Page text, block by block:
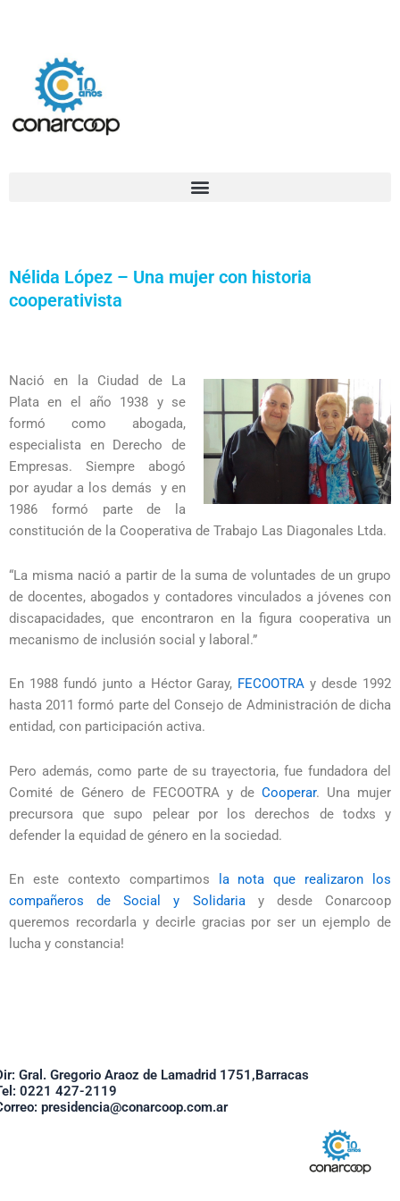
Nélida López – Una mujer con historia
cooperativista
Nació en la Ciudad de La
Plata en el año 1938 y se
formó como abogada,
especialista en Derecho de
Empresas. Siempre abogó
por ayudar a los demás y en
1986 formó parte de la
constitución de la Cooperativa de Trabajo Las Diagonales Ltda.
“La misma nació a partir de la suma de voluntades de un grupo
de docentes, abogados y contadores vinculados a jóvenes con
discapacidades, que encontraron en la figura cooperativa un
mecanismo de inclusión social y laboral.”
En 1988 fundó junto a Héctor Garay, FECOOTRA y desde 1992
hasta 2011 formó parte del Consejo de Administración de dicha
entidad, con participación activa.
Pero además, como parte de su trayectoria, fue fundadora del
Comité de Género de FECOOTRA y de Cooperar. Una mujer
precursora que supo pelear por los derechos de todxs y
defender la equidad de género en la sociedad.
En este contexto compartimos
la nota que realizaron los
compañeros de Social y Solidariay desde Conarcoop
queremos recordarla y decirle gracias por ser un ejemplo de
lucha y constancia!
Gral. Gregorio Araoz de Lamadrid 1751,Barracas
0221 427-2119
presidencia@conarcoop.com.ar